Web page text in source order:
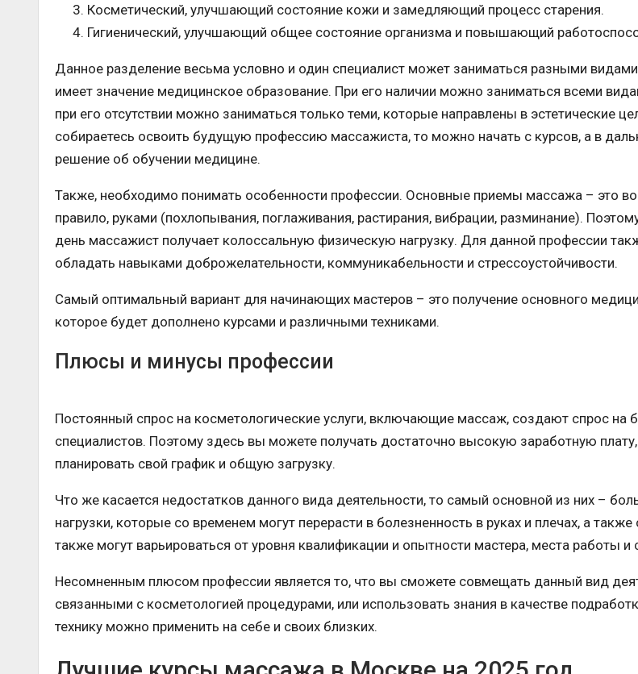
Косметический, улучшающий состояние кожи и замедляющий процесс старения.
Гигиенический, улучшающий общее состояние организма и повышающий
Данное разделение весьма условно и один специалист может заниматься разными
имеет значение медицинское образование. При его наличии можно заниматься всеми
при его отсутствии можно заниматься только теми, которые направлены в эстетические
собираетесь освоить будущую профессию массажиста, то можно начать с курсов, а в
решение об обучении медицине.
Также, необходимо понимать особенности профессии. Основные приемы массажа – это
правило, руками (похлопывания, поглаживания, растирания, вибрации, разминание).
день массажист получает колоссальную физическую нагрузку. Для данной профессии
обладать навыками доброжелательности, коммуникабельности и стрессоустойчивости.
Самый оптимальный вариант для начинающих мастеров – это получение основного
которое будет дополнено курсами и различными техниками.
Плюсы и минусы профессии
Постоянный спрос на косметологические услуги, включающие массаж, создают спрос на
специалистов. Поэтому здесь вы можете получать достаточно высокую заработную
планировать свой график и общую загрузку.
Что же касается недостатков данного вида деятельности, то самый основной из них –
нагрузки, которые со временем могут перерасти в болезненность в руках и плечах, а
также могут варьироваться от уровня квалификации и опытности мастера, места работы и
Несомненным плюсом профессии является то, что вы сможете совмещать данный вид
связанными с косметологией процедурами, или использовать знания в качестве
технику можно применить на себе и своих близких.